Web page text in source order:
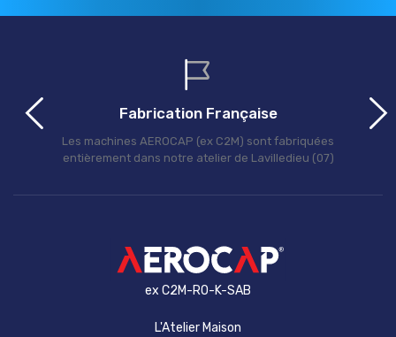
Fabrication Française
Les machines AEROCAP (ex C2M) sont fabriquées
entièrement dans notre atelier de Lavilledieu (07)
ex C2M-RO-K-SAB
L'Atelier Maison